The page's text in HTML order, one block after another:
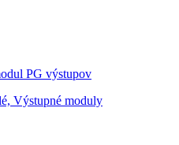
PG výstupov
Výstupné moduly